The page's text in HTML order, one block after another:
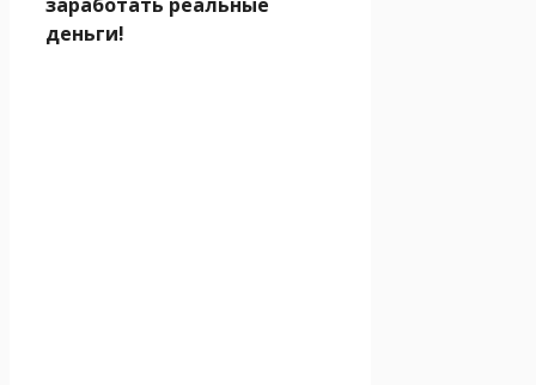
деньги!